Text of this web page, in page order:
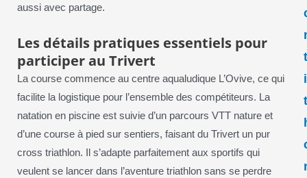
aussi avec partage.
Les détails pratiques essentiels pour
participer au Trivert
La course commence au centre aqualudique L’Ovive, ce qui
facilite la logistique pour l’ensemble des compétiteurs. La
natation en piscine est suivie d’un parcours VTT nature et
d’une course à pied sur sentiers, faisant du Trivert un pur
cross triathlon. Il s’adapte parfaitement aux sportifs qui
veulent se lancer dans l’aventure triathlon sans se perdre